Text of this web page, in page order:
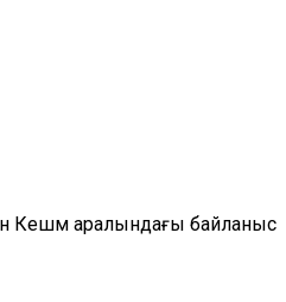
Кешм аралындағы байланыс